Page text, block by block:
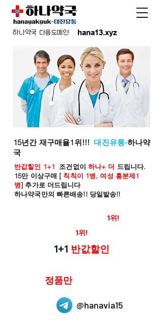
hana13.xyz
하나약국 다음도메인:
15년간 재구매율1위!!!대진유통-하나약
국
반값할인 1+1 조건없이 하나+ 더 드립니다.
15만 이상구매 [ 칙칙이 1병, 여성 흥분제1
병] 추가로 더드립니다
하나약국만의 빠른배송!! 당일발송!!
1위!
1위!
1+1 반값할인
정품만
@hanavia15